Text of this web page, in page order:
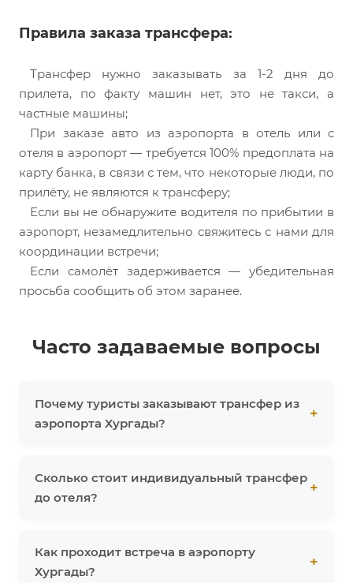
Правила заказа трансфера:
Трансфер нужно заказывать за 1-2 дня до
прилета, по факту машин нет, это не такси, а
частные машины;
При заказе авто из аэропорта в отель или с
отеля в аэропорт — требуется 100% предоплата на
карту банка, в связи с тем, что некоторые люди, по
прилёту, не являются к трансферу;
Если вы не обнаружите водителя по прибытии в
аэропорт, незамедлительно свяжитесь с нами для
координации встречи;
Если самолёт задерживается — убедительная
просьба сообщить об этом заранее.
Часто задаваемые вопросы
Почему туристы заказывают трансфер из
аэропорта Хургады?
Сколько стоит индивидуальный трансфер
до отеля?
Как проходит встреча в аэропорту
Хургады?